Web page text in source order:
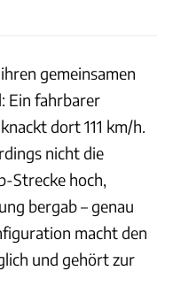
gemeinsamen
Ein fahrbarer
dort 111 km/h.
nicht die
Strecke hoch,
bergab – genau
macht den
und gehört zur